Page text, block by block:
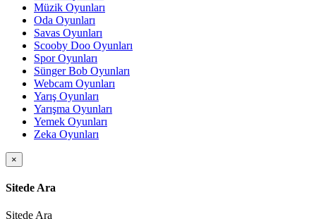
Müzik Oyunları
Oda Oyunları
Savas Oyunları
Scooby Doo Oyunları
Spor Oyunları
Sünger Bob Oyunları
Webcam Oyunları
Yarış Oyunları
Yarışma Oyunları
Yemek Oyunları
Zeka Oyunları
×
Sitede Ara
Sitede Ara